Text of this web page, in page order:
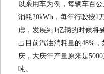
以乘用车为例，每辆车百
消耗20kWh，每年行驶按1
虑，发展到1亿辆的时候将
占目前汽油消耗量的48%
庆，大庆年产量原来是
吨。